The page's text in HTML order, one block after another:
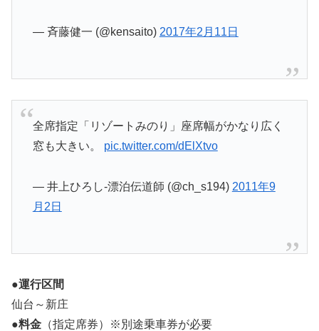
— 斉藤健一 (@kensaito) 2017年2月11日
全席指定「リゾートみのり」座席幅がかなり広く
窓も大きい。 pic.twitter.com/dElXtvo
— 井上ひろし-漂泊伝道師 (@ch_s194) 2011年9
月2日
●運行区間
仙台～新庄
●料金 （指定席券）※別途乗車券が必要